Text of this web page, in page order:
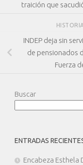
traición que
INDEP deja sin
de pensionados
Fuerza
Buscar
ENTRADAS
Encabeza Esthela